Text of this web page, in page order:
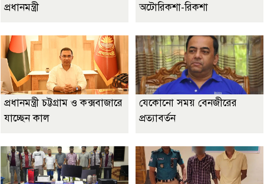
প্রধানমন্ত্রী
অটোরিকশা-রিকশা
প্রধানমন্ত্রী চট্টগ্রাম ও কক্সবাজারে
যাচ্ছেন কাল
যেকোনো সময় বেনজীরের
প্রত্যাবর্তন